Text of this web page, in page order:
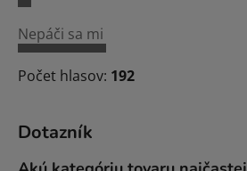
Nepáči sa mi
Počet hlasov: 192
Dotazník